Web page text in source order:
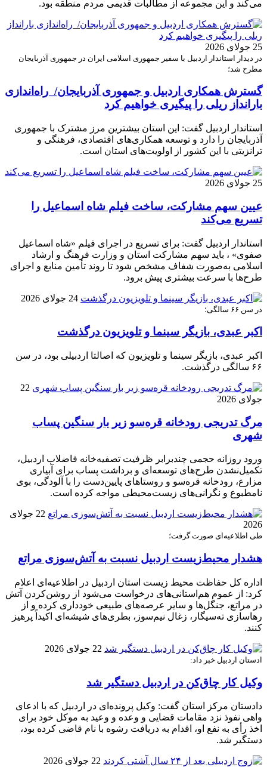
می‌کند و این مجموعه از مطالبات قدیمی مردم منطقه بود.
25 جولای 2026
در دیدار استاندار اردبیل با سفیر جمهوری اسلامی ایران در جمهوری آذربایجان
مطرح شد؛
گسترش همکاری اردبیل و جمهوری آذربایجان/ راه‌اندازی
بارانداز ریلی را پیگیری خواهیم کرد
استاندار اردبیل گفت: این استان بیشترین مرز مشترک با جمهوری
آذربایجان را دارد و توسعه همکاری‌های اقتصادی، فرهنگی و
ترانزیتی با این کشور از اولویت‌های استان است.
25 جولای 2026
عیین سهم مشارکت، ساخت فیلم شاه‌ اسماعیل را
تسریع می‌کند
استاندار اردبیل گفت: برای تسریع در اجرای فیلم «شاه‌ اسماعیل
صفوی» ، باید سهم مشارکت استان و وزارت فرهنگ و ارشاد
اسلامی به‌صورت شفاف مشخص شود تا روند تأمین منابع و اجرای
طرح‌ها با سرعت بیشتری پیش برود.
24 جولای 2026
در سن ۶۶ سالگی؛
اکبر عبدی، بازیگر سینما و تلویزیون درگذشت
اکبر عبدی، بازیگر سینما و تلویزیون که اصالتا اردبیلی بود، در سن
۶۶ سالگی درگذشت.
22
جولای 2026
مرگ تدریجی رودخانه قره‌سو زیر بار سنگین پساب
شهری
ورود روزانه حجمی چندبرابر ظرفیت تصفیه‌خانه فاضلاب اردبیل،
تکمیل‌نشدن طرح‌های توسعه‌ای و برداشت پساب برای آبیاری
مزارع، رودخانه قره‌سو و روستاهای پایین‌دست را با آلودگی، بوی
نامطبوع و نگرانی‌های زیست‌محیطی مواجه کرده است.
22 جولای
2026
طی اطلاعیه‌ای صورت گرفت؛
هشدار محیط‌زیست اردبیل نسبت به آتش‌سوزی مراتع
اداره کل حفاظت محیط زیست استان اردبیل در اطلاعیه‌ای اعلام
کرد: از عموم هم‌استانی‌های درخواست می‌شود از روشن‌کردن آتش
در مراتع، جنگل‌ها و سایر عرصه‌های طبیعی خودداری کرده و از
رهاسازی ته‌سیگار، زغال نیم‌سوز، بطری‌های شیشه‌ای اکیداً پرهیز
کنند.
22 جولای 2026
ادستان اردبیل خبر داد:
وکیل کار چاق‌کن در اردبیل دستگیر شد
دادستان مرکز استان گفت: وکیل پرونده‌ای در اردبیل که با ادعای
واهی نفوذ نزد مقامات قضایی و وعده و وعید به موکل خود برای
اخذ رأی به نفع او، اقدام به دریافت رشوه با نام قاضی کرده بود،
دستگیر شد.
22 جولای 2026